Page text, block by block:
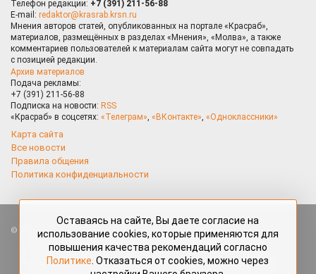
Телефон редакции: +7 (391) 211-56-88
E-mail: redaktor@krasrab.krsn.ru
Мнения авторов статей, опубликованных на портале «Красраб»,
материалов, размещённых в разделах «Мнения», «Молва», а также
комментариев пользователей к материалам сайта могут не совпадать
с позицией редакции.
Архив материалов
Подача рекламы:
+7 (391) 211-56-88
Подписка на новости: RSS
«Красраб» в соцсетях: «Телеграм», «ВКонтакте», «Одноклассники»
Карта сайта
Все новости
Правила общения
Политика конфиденциальности
Все права защищены. Любые материалы, размещённые на портале
«Красраб.ру» сотрудниками редакции, нештатными авторами
и читателями, являются объектами авторского права. Полное или
частичное использование материалов, размещённых на портале
Оставаясь на сайте, Вы даете согласие на
использование cookies, которые применяются для
повышения качества рекомендаций согласно
Политике . Отказаться от cookies, можно через